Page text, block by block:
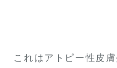
これはアトピー性皮